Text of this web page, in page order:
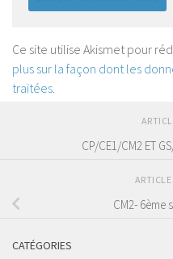
Ce site utilise Akismet pour
plus sur la façon dont les
traitées
CP/CE1/CM2 ET
CM2- 6ème
CATÉGORIES